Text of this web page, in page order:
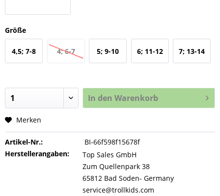
Größe
4,5; 7-8 4; 6-7 5; 9-10 6; 11-12 7; 13-14
In den Warenkorb
Merken
Artikel-Nr.:
BI-66f598f15678f
Herstellerangaben:
Top Sales GmbH
Zum Quellenpark 38
65812 Bad Soden- Germany
service@trollkids.com